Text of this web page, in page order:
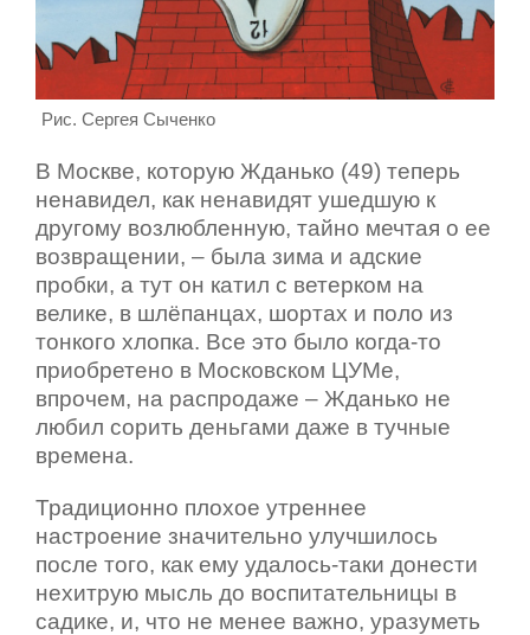
Рис. Сергея Сыченко
В Москве, которую Жданько (49) теперь
ненавидел, как ненавидят ушедшую к
другому возлюбленную, тайно мечтая о ее
возвращении, – была зима и адские
пробки, а тут он катил с ветерком на
велике, в шлёпанцах, шортах и поло из
тонкого хлопка. Все это было когда-то
приобретено в Московском ЦУМе,
впрочем, на распродаже – Жданько не
любил сорить деньгами даже в тучные
времена.
Традиционно плохое утреннее
настроение значительно улучшилось
после того, как ему удалось-таки донести
нехитрую мысль до воспитательницы в
садике, и, что не менее важно, уразуметь